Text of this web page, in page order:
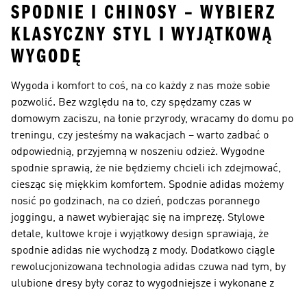
SPODNIE I CHINOSY – WYBIERZ
KLASYCZNY STYL I WYJĄTKOWĄ
WYGODĘ
Wygoda i komfort to coś, na co każdy z nas może sobie
pozwolić. Bez względu na to, czy spędzamy czas w
domowym zaciszu, na łonie przyrody, wracamy do domu po
treningu, czy jesteśmy na wakacjach – warto zadbać o
odpowiednią, przyjemną w noszeniu odzież. Wygodne
spodnie sprawią, że nie będziemy chcieli ich zdejmować,
ciesząc się miękkim komfortem. Spodnie adidas możemy
nosić po godzinach, na co dzień, podczas porannego
joggingu, a nawet wybierając się na imprezę. Stylowe
detale, kultowe kroje i wyjątkowy design sprawiają, że
spodnie adidas nie wychodzą z mody. Dodatkowo ciągle
rewolucjonizowana technologia adidas czuwa nad tym, by
ulubione dresy były coraz to wygodniejsze i wykonane z